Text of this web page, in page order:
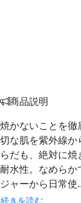
商品説明
焼かないことを
切な肌を紫外線
らだも、絶対に
耐水性。なめら
ジャーから日常
続きを読む